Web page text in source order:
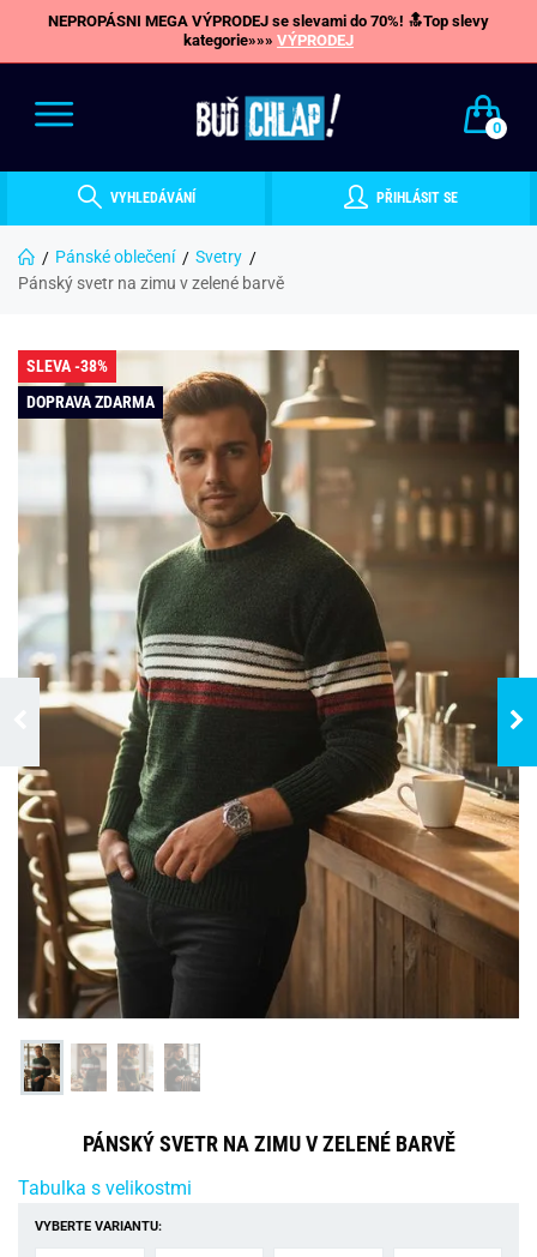
NEPROPÁSNI MEGA VÝPRODEJ se slevami do 70%! 🔝Top slevy
kategorie»»» VÝPRODEJ
0
VYHLEDÁVÁNÍ PŘIHLÁSIT SE
Pánské oblečení
Svetry
Pánský svetr na zimu v zelené barvě
SLEVA -38%
DOPRAVA ZDARMA
PÁNSKÝ SVETR NA ZIMU V ZELENÉ BARVĚ
Tabulka s velikostmi
VYBERTE VARIANTU: